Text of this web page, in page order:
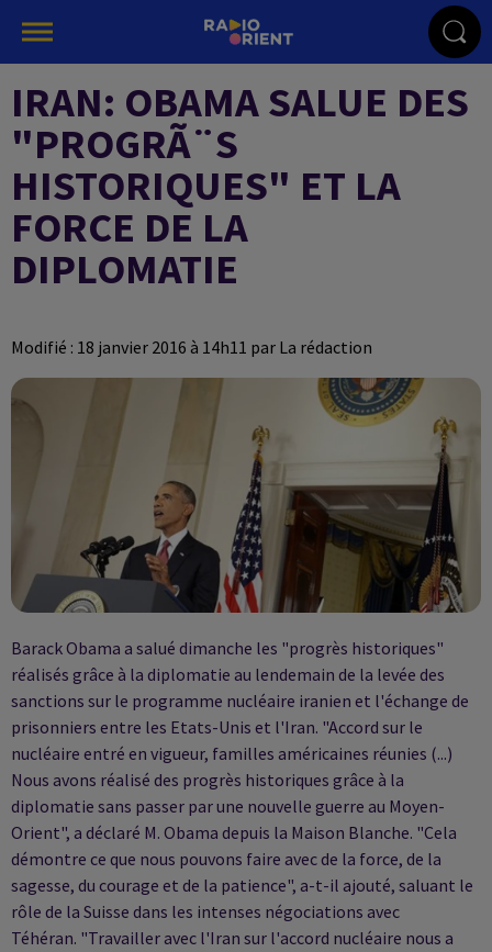
IRAN: OBAMA SALUE DES
"PROGRÃ¨S
HISTORIQUES" ET LA
FORCE DE LA
DIPLOMATIE
Modifié : 18 janvier 2016 à 14h11 par La rédaction
Barack Obama a salué dimanche les "progrès historiques"
réalisés grâce à la diplomatie au lendemain de la levée des
sanctions sur le programme nucléaire iranien et l'échange de
prisonniers entre les Etats-Unis et l'Iran. "Accord sur le
nucléaire entré en vigueur, familles américaines réunies (...)
Nous avons réalisé des progrès historiques grâce à la
diplomatie sans passer par une nouvelle guerre au Moyen-
Orient", a déclaré M. Obama depuis la Maison Blanche. "Cela
démontre ce que nous pouvons faire avec de la force, de la
sagesse, du courage et de la patience", a-t-il ajouté, saluant le
rôle de la Suisse dans les intenses négociations avec
Téhéran. "Travailler avec l'Iran sur l'accord nucléaire nous a